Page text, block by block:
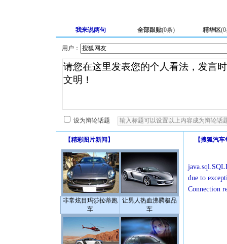
我来说两句 全部跟贴(0条) 精华区(0
用户：
设为辩论话题
【精彩图片新闻 】
非常炫目玛莎拉蒂跑
车
让男人热血沸腾极品
车
【搜狐汽车
due to
Connection